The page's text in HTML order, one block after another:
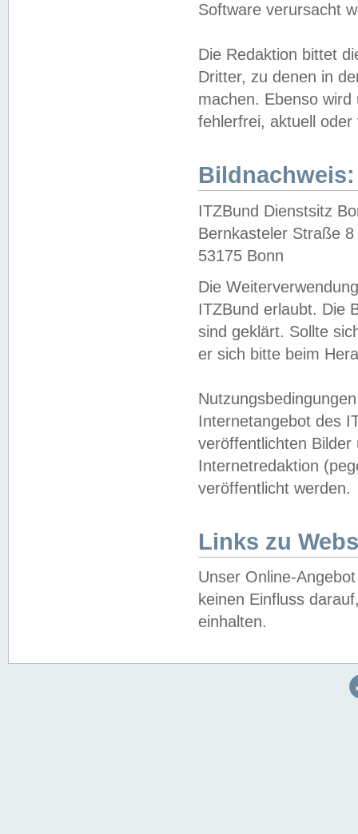
Software verursacht
Die Redaktion bittet
Dritter, zu denen in
machen. Ebenso
fehlerfrei, aktuell oder
Bildnachweis:
ITZBund Dienstsitz
Bernkasteler Straße 8
53175 Bonn
Die
ITZBund erlaubt. Die
sind geklärt. Sollte
er sich bitte beim
Internetangebot des
veröffentlichten
Internetredaktion
veröffentlicht werden.
Links zu
Unser Online-
keinen Einfluss
einhalten.